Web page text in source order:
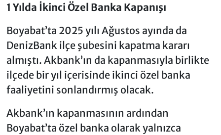
1 Yılda İkinci Özel Banka Kapanışı
Boyabat’ta 2025 yılı Ağustos ayında da
DenizBank ilçe şubesini kapatma kararı
almıştı. Akbank’ın da kapanmasıyla birlikte
ilçede bir yıl içerisinde ikinci özel banka
faaliyetini sonlandırmış olacak.
Akbank’ın kapanmasının ardından
Boyabat’ta özel banka olarak yalnızca